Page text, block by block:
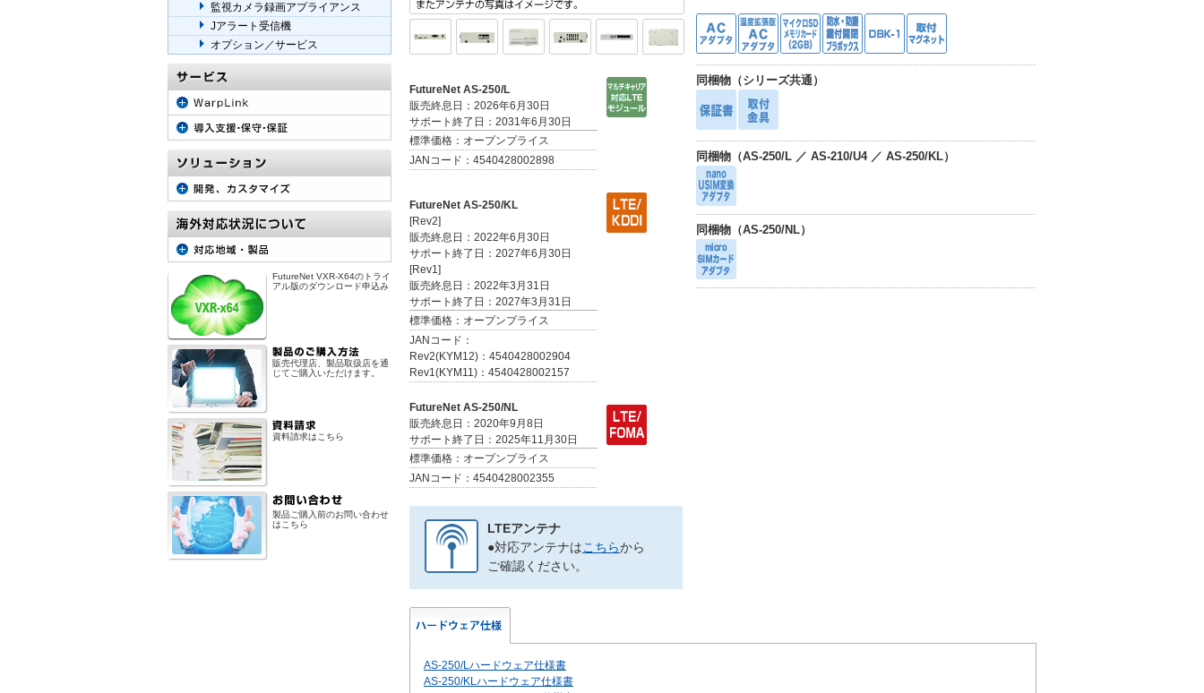
FutureNet AS-250/L
販売終息日：2026年6月30日
サポート終了日：2031年6月30日
標準価格：オープンプライス
JANコード：4540428002898
FutureNet AS-250/KL
[Rev2]
販売終息日：2022年6月30日
サポート終了日：2027年6月30日
[Rev1]
販売終息日：2022年3月31日
サポート終了日：2027年3月31日
標準価格：オープンプライス
JANコード：
Rev2(KYM12)：4540428002904
Rev1(KYM11)：4540428002157
FutureNet AS-250/NL
販売終息日：2020年9月8日
サポート終了日：2025年11月30日
標準価格：オープンプライス
JANコード：4540428002355
LTEアンテナ
●対応アンテナはこちらから
ご確認ください。
同梱物（シリーズ共通）
同梱物（AS-250/L ／ AS-210/U4 ／ AS-250/KL）
同梱物（AS-250/NL）
AS-250/Lハードウェア仕様書
AS-250/KLハードウェア仕様書
監視カメラ録画アプライアンス
Jアラート受信機
オプション／サービス
FutureNet VXR-X64のトライ
アル版のダウンロード申込み
販売代理店、製品取扱店を通
じてご購入いただけます。
資料請求はこちら
製品ご購入前のお問い合わせ
はこちら